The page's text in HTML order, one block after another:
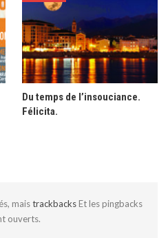
Du temps de l’insouciance.
Félicita.
maistrackbacks Et les pingbacks
ouverts.